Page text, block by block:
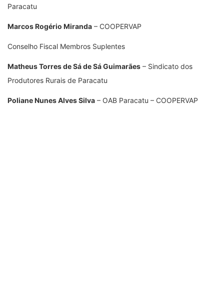
Paracatu
Marcos Rogério Miranda – COOPERVAP
Conselho Fiscal Membros Suplentes
Matheus Torres de Sá de Sá Guimarães – Sindicato dos
Produtores Rurais de Paracatu
Poliane Nunes Alves Silva – OAB Paracatu – COOPERVAP